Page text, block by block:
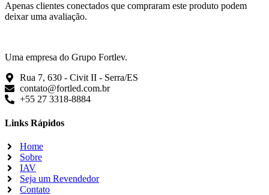
Apenas clientes conectados que compraram este produto podem
deixar uma avaliação.
Uma empresa do Grupo Fortlev.
Rua 7, 630 - Civit II - Serra/ES
contato@fortled.com.br
+55 27 3318-8884
Links Rápidos
Home
Sobre
IAV
Seja um Revendedor
Contato